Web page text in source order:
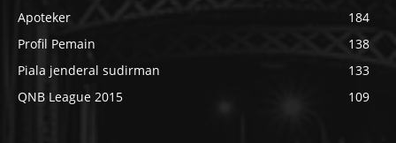
Apoteker
184
Profil Pemain
138
Piala jenderal sudirman
133
QNB League 2015
109